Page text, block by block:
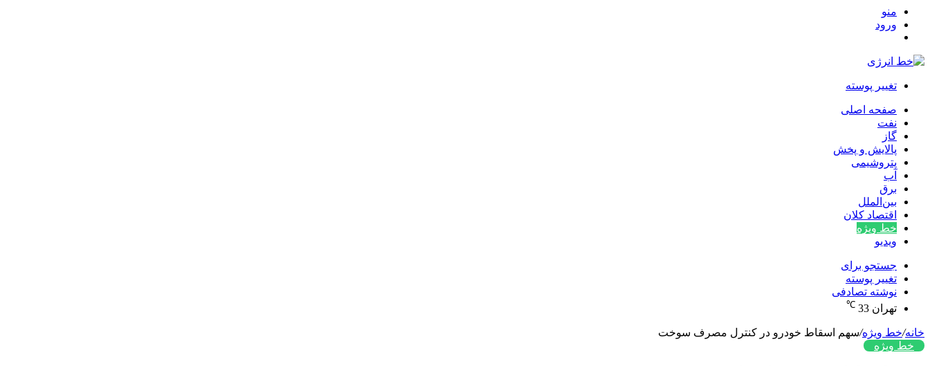
منو
ورود
تغییر پوسته
صفحه اصلی
نفت
گاز
پالایش و پخش
پتروشیمی
آب
برق
بین‌الملل
اقتصاد کلان
خط ویژه
ویدیو
جستجو برای
تغییر پوسته
نوشته تصادفی
تهران 33
℃
خانه/خط ویژه/سهم اسقاط خودرو در کنترل مصرف سوخت
خط ویژه